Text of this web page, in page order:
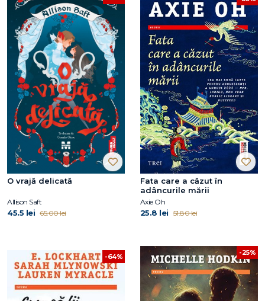
O vrajă delicată
Allison Saft
45.5 lei 65.00 lei
Fata care a căzut în
adâncurile mării
Axie Oh
25.8 lei 51.80 lei
-64%
-25%